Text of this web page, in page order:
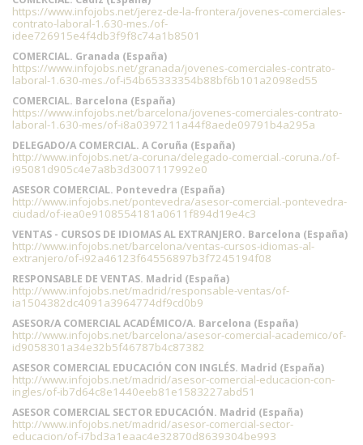
https://www.infojobs.net/jerez-de-la-frontera/jovenes-comerciales-
contrato-laboral-1.630-mes./of-
idee726915e4f4db3f9f8c74a1b8501
COMERCIAL. Granada (España)
https://www.infojobs.net/granada/jovenes-comerciales-contrato-
laboral-1.630-mes./of-i54b65333354b88bf6b101a2098ed55
COMERCIAL. Barcelona (España)
https://www.infojobs.net/barcelona/jovenes-comerciales-contrato-
laboral-1.630-mes/of-i8a0397211a44f8aede09791b4a295a
DELEGADO/A COMERCIAL. A Coruña (España)
http://www.infojobs.net/a-coruna/delegado-comercial.-coruna./of-
i95081d905c4e7a8b3d3007117992e0
ASESOR COMERCIAL. Pontevedra (España)
http://www.infojobs.net/pontevedra/asesor-comercial.-pontevedra-
ciudad/of-iea0e9108554181a0611f894d19e4c3
VENTAS - CURSOS DE IDIOMAS AL EXTRANJERO. Barcelona (España)
http://www.infojobs.net/barcelona/ventas-cursos-idiomas-al-
extranjero/of-i92a46123f64556897b3f7245194f08
RESPONSABLE DE VENTAS. Madrid (España)
http://www.infojobs.net/madrid/responsable-ventas/of-
ia1504382dc4091a3964774df9cd0b9
ASESOR/A COMERCIAL ACADÉMICO/A. Barcelona (España)
http://www.infojobs.net/barcelona/asesor-comercial-academico/of-
id9058301a34e32b5f46787b4c87382
ASESOR COMERCIAL EDUCACIÓN CON INGLÉS. Madrid (España)
http://www.infojobs.net/madrid/asesor-comercial-educacion-con-
ingles/of-ib7d64c8e1440eeb81e1583227abd51
ASESOR COMERCIAL SECTOR EDUCACIÓN. Madrid (España)
http://www.infojobs.net/madrid/asesor-comercial-sector-
educacion/of-i7bd3a1eaac4e32870d8639304be993